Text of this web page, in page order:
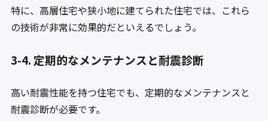
特に、高層住宅や狭小地に建てられた住宅では、これら
の技術が非常に効果的だといえるでしょう。
3-4. 定期的なメンテナンスと耐震診断
高い耐震性能を持つ住宅でも、定期的なメンテナンスと
耐震診断が必要です。